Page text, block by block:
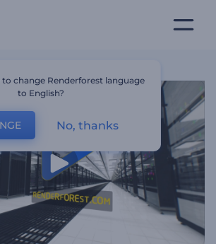
change Renderforest language
to English?
No, thanks